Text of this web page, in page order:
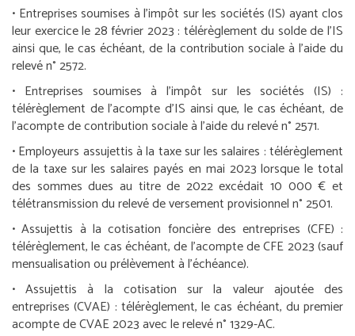
• Entreprises soumises à l’impôt sur les sociétés (IS) ayant clos
leur exercice le 28 février 2023 : télérèglement du solde de l’IS
ainsi que, le cas échéant, de la contribution sociale à l’aide du
relevé n° 2572.
• Entreprises soumises à l’impôt sur les sociétés (IS) :
télérèglement de l’acompte d’IS ainsi que, le cas échéant, de
l’acompte de contribution sociale à l’aide du relevé n° 2571.
•Employeurs assujettis à la taxe sur les salaires :télérèglement
de la taxe sur les salaires payés en mai 2023 lorsque le total
des sommes dues au titre de 2022 excédait 10 000 € et
télétransmission du relevé de versement provisionnel n° 2501.
•Assujettis à la cotisation foncière des entreprises (CFE) :
télérèglement, le cas échéant, de l’acompte de CFE 2023 (sauf
mensualisation ou prélèvement à l’échéance).
•Assujettis à la cotisation sur la valeur ajoutée des
entreprises (CVAE) : télérèglement, le cas échéant, du premier
acompte de CVAE 2023 avec le relevé n° 1329-AC.